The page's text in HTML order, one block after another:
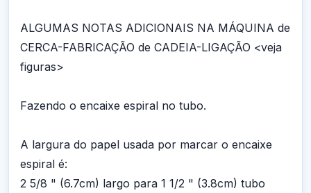
ALGUMAS NOTAS ADICIONAIS NA MÁQUINA de
CERCA-FABRICAÇÃO de CADEIA-LIGAÇÃO <veja
figuras>
Fazendo o encaixe espiral no tubo.
A largura do papel usada por marcar o encaixe
espiral é:
2 5/8 " (6.7cm) largo para 1 1/2 " (3.8cm) tubo